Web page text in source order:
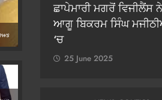
ਛਾਪੇਮਾਰੀ ਮਗਰੋਂ ਵਿਜੀਲੈਂਸ
ਆਗੂ ਬਿਕਰਮ ਸਿੰਘ
‘ਚ
25 June 2025